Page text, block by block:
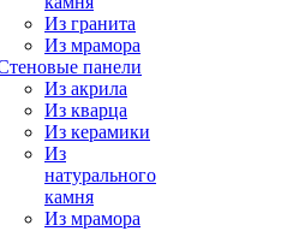
Из гранита
Из мрамора
панели
Из акрила
Из кварца
Из керамики
Из
натурального
камня
Из мрамора